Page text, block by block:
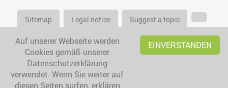
Sitemap Legal notice Suggest a topic
Auf unserer Webseite werden
Cookies gemäß unserer
Datenschutzerklärung
verwendet. Wenn Sie weiter auf
diesen Seiten surfen, erklären
EINVERSTANDEN